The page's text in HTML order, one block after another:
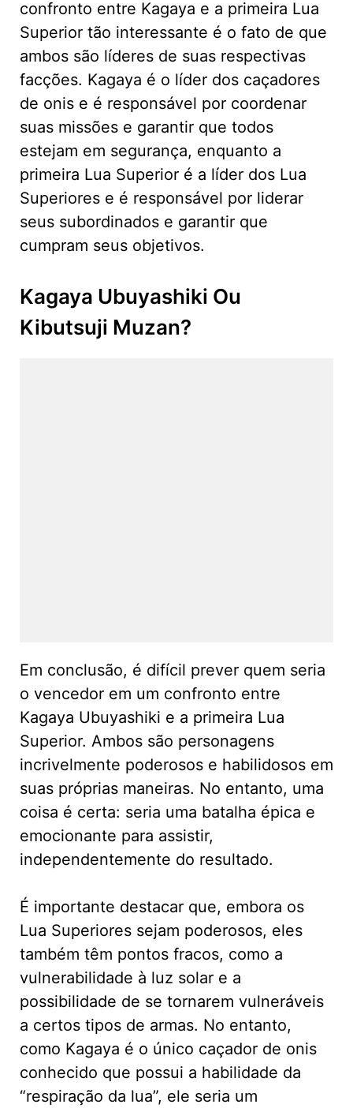
confronto entre Kagaya e a primeira Lua
Superior tão interessante é o fato de que
ambos são líderes de suas respectivas
facções. Kagaya é o líder dos caçadores
de onis e é responsável por coordenar
suas missões e garantir que todos
estejam em segurança, enquanto a
primeira Lua Superior é a líder dos Lua
Superiores e é responsável por liderar
seus subordinados e garantir que
cumpram seus objetivos.
Kagaya Ubuyashiki Ou
Kibutsuji Muzan?
Em conclusão, é difícil prever quem seria
o vencedor em um confronto entre
Kagaya Ubuyashiki e a primeira Lua
Superior. Ambos são personagens
incrivelmente poderosos e habilidosos em
suas próprias maneiras. No entanto, uma
coisa é certa: seria uma batalha épica e
emocionante para assistir,
independentemente do resultado.
É importante destacar que, embora os
Lua Superiores sejam poderosos, eles
também têm pontos fracos, como a
vulnerabilidade à luz solar e a
possibilidade de se tornarem vulneráveis
a certos tipos de armas. No entanto,
como Kagaya é o único caçador de onis
conhecido que possui a habilidade da
“respiração da lua”, ele seria um